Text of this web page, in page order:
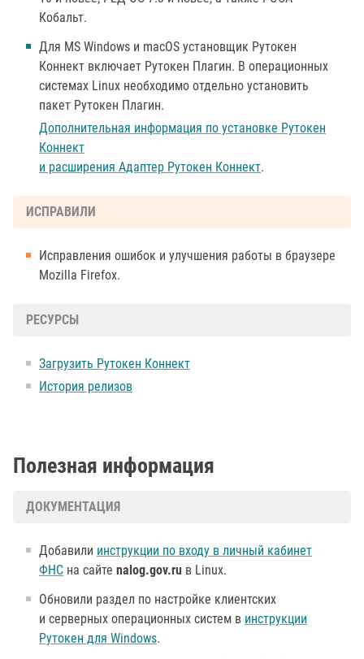
Кобальт.
Для MS Windows и macOS установщик Рутокен
Коннект включает Рутокен Плагин. В операционных
системах Linux необходимо отдельно установить
пакет Рутокен Плагин.
Дополнительная информация по установке Рутокен
Коннект
и расширения Адаптер Рутокен Коннект.
ИСПРАВИЛИ
Исправления ошибок и улучшения работы в браузере
Mozilla Firefox.
РЕСУРСЫ
Загрузить Рутокен Коннект
История релизов
Полезная информация
ДОКУМЕНТАЦИЯ
Добавили инструкции по входу в личный кабинет
ФНС на сайте nalog.gov.ru в Linux.
Обновили раздел по настройке клиентских
и серверных операционных систем в инструкции
Рутокен для Windows.